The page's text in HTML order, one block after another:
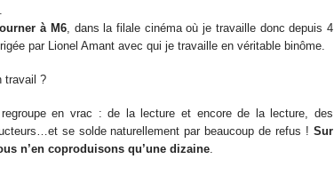
à M6, dans la filale cinéma où je travaille donc depuis 4
par Lionel Amant avec qui je travaille en véritable binôme.
travail ?
en vrac : de la lecture et encore de la lecture, des
se solde naturellement par beaucoup de refus ! Sur
n’en coproduisons qu’une dizaine.